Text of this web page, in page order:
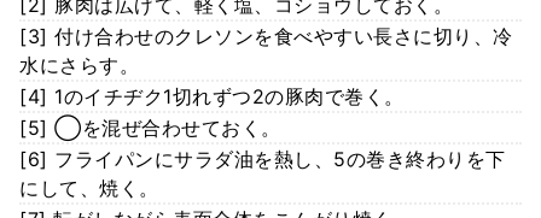
[2] 豚肉は広げて、軽く塩、コショウしておく。
[3] 付け合わせのクレソンを食べやすい長さに切り、冷
水にさらす。
[4] 1のイチヂク1切れずつ2の豚肉で巻く。
[5] ◯を混ぜ合わせておく。
[6] フライパンにサラダ油を熱し、5の巻き終わりを下
にして、焼く。